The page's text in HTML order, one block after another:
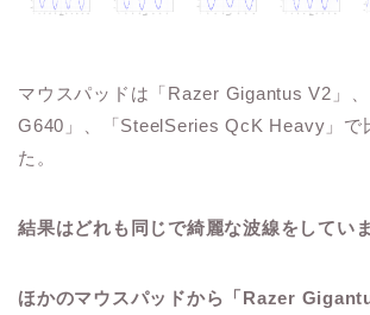
マウスパッドは「Razer Gigantus V2」
G640」、「SteelSeries QcK Heavy」で
た。
結果はどれも同じで綺麗な波線をしていま
ほかのマウスパッドから「Razer